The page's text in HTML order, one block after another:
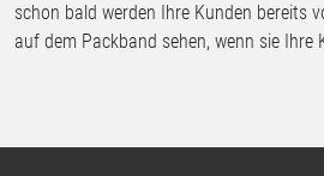
schon bald werden Ihre Kunden bereits
auf dem Packband sehen, wenn sie Ihre